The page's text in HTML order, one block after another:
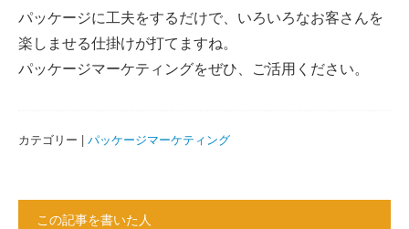
パッケージに工夫をするだけで、いろいろなお客さんを
楽しませる仕掛けが打てますね。
パッケージマーケティングをぜひ、ご活用ください。
カテゴリー | パッケージマーケティング
この記事を書いた人